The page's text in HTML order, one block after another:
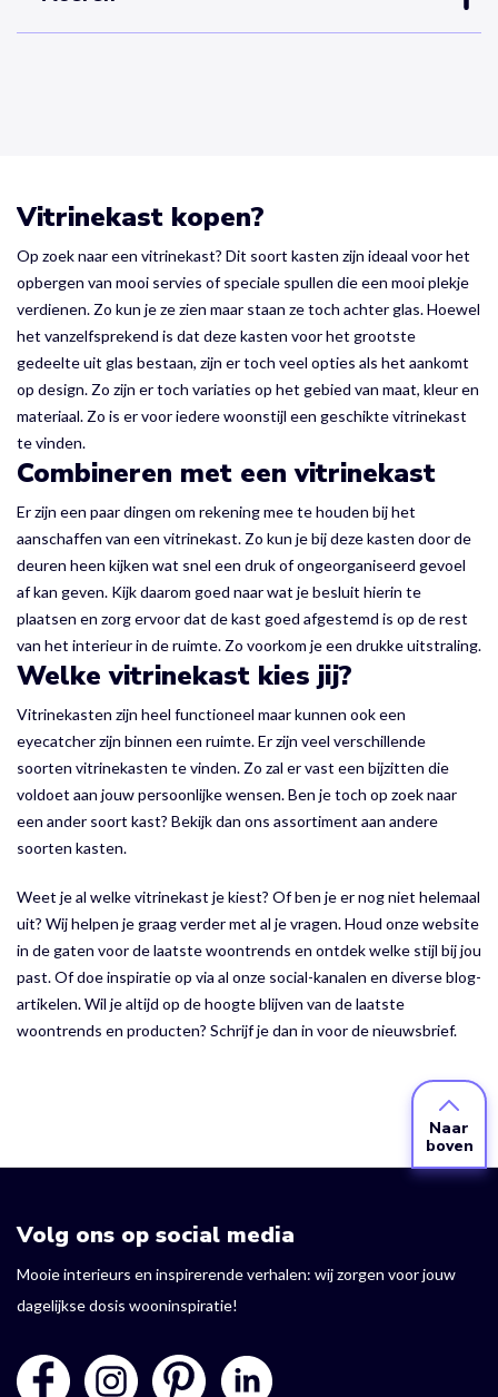
Vitrinekast kopen?
Op zoek naar een vitrinekast? Dit soort kasten zijn ideaal voor het
opbergen van mooi servies of speciale spullen die een mooi plekje
verdienen. Zo kun je ze zien maar staan ze toch achter glas. Hoewel
het vanzelfsprekend is dat deze kasten voor het grootste
gedeelte uit glas bestaan, zijn er toch veel opties als het aankomt
op design. Zo zijn er toch variaties op het gebied van maat, kleur en
materiaal. Zo is er voor iedere woonstijl een geschikte vitrinekast
te vinden.
Combineren met een vitrinekast
Er zijn een paar dingen om rekening mee te houden bij het
aanschaffen van een vitrinekast. Zo kun je bij deze kasten door de
deuren heen kijken wat snel een druk of ongeorganiseerd gevoel
af kan geven. Kijk daarom goed naar wat je besluit hierin te
plaatsen en zorg ervoor dat de kast goed afgestemd is op de rest
van het interieur in de ruimte. Zo voorkom je een drukke uitstraling.
Welke vitrinekast kies jij?
Vitrinekasten zijn heel functioneel maar kunnen ook een
eyecatcher zijn binnen een ruimte. Er zijn veel verschillende
soorten vitrinekasten te vinden. Zo zal er vast een bijzitten die
voldoet aan jouw persoonlijke wensen. Ben je toch op zoek naar
een ander soort kast? Bekijk dan ons assortiment aan andere
soorten kasten.
Weet je al welke vitrinekast je kiest? Of ben je er nog niet helemaal
uit? Wij helpen je graag verder met al je vragen. Houd onze website
in de gaten voor de laatste woontrends en ontdek welke stijl bij jou
past. Of doe inspiratie op via al onze social-kanalen en diverse blog-
artikelen. Wil je altijd op de hoogte blijven van de laatste
woontrends en producten? Schrijf je dan in voor de nieuwsbrief.
Naar
boven
Volg ons op social media
Mooie interieurs en inspirerende verhalen: wij zorgen voor jouw
dagelijkse dosis wooninspiratie!